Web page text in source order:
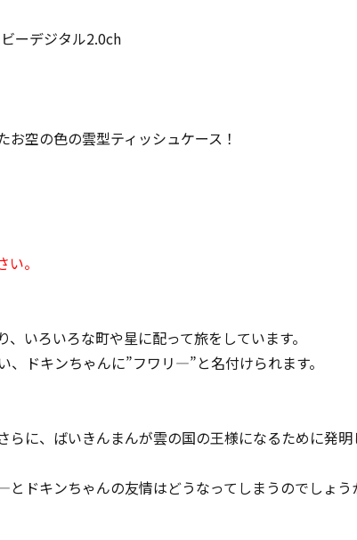
ーデジタル2.0ch
空の色の雲型ティッシュケース！
。
いろいろな町や星に配って旅をしています。
ドキンちゃんに”フワリ―”と名付けられます。
に、ばいきんまんが雲の国の王様になるために発明
ドキンちゃんの友情はどうなってしまうのでしょう